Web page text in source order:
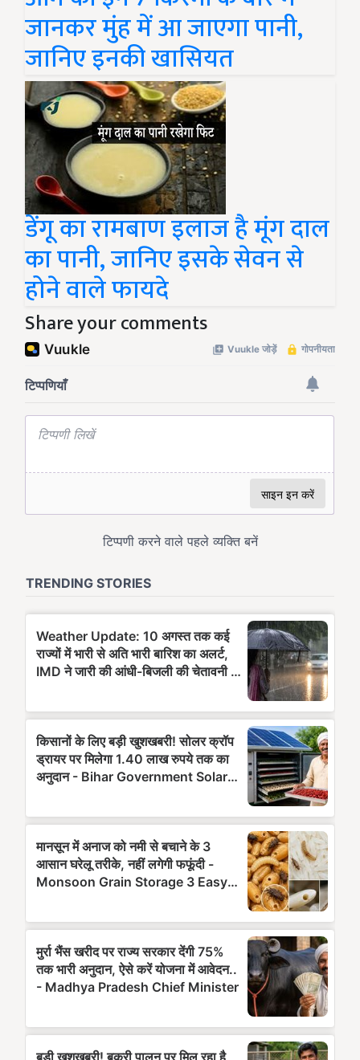
जानकर मुंह में आ जाएगा पानी,
जानिए इनकी खासियत
डेंगू का रामबाण इलाज है मूंग दाल
का पानी, जानिए इसके सेवन से
होने वाले फायदे
Share your comments